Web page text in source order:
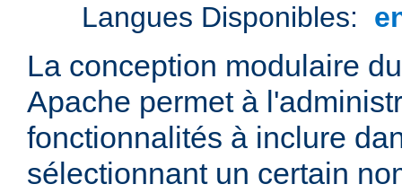
Langues Disponibles:
La conception modulaire
Apache permet à
fonctionnalités à inclure
sélectionnant un certain